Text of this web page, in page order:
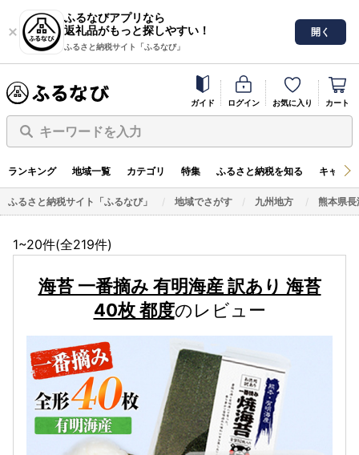
ふるなびアプリなら
返礼品がもっと探しやすい！
ふるさと納税サイト「ふるなび」
開く
ガイド ログイン お気に入り カート
キーワードを入力
ランキング 地域一覧 カテゴリ 特集 ふるさと納税を知る キャン
ふるさと納税サイト「ふるなび」 地域でさがす 九州地方 熊本県長
1~20件(全219件)
海苔 一番摘み 有明海産 訳あり 海苔
40枚 都度のレビュー